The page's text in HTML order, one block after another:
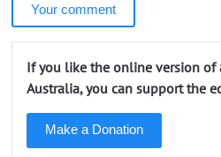
Your comment
If you like the online version of
Australia, you can support the
Make a Donation